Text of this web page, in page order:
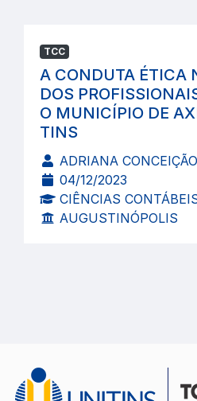
TCC
A CONDUTA ÉTICA
DOS
O MUNICÍPIO DE
TINS
ADRIANA
04/12/2023
CIÊNCIAS
AUGUSTINÓPOLIS